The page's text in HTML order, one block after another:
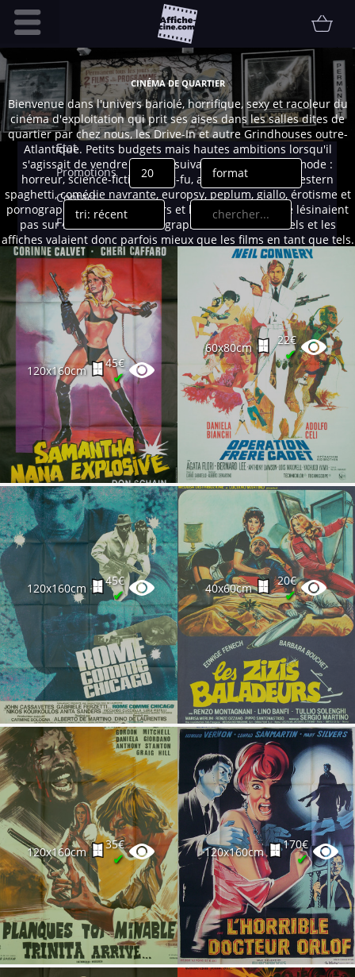
Accueil
Infos pratiques
Affiche
Etat
Promotions
Contact
FAQ
Communauté
Collectionneur
Vendu
Thématiques
Partenaires
Vendre
CINÉMA DE QUARTIER
Bienvenue dans l'univers bariolé, horrifique, sexy et racoleur du
cinéma d'exploitation qui prit ses aises dans les salles dites de
quartier par chez nous, les Drive-In et autre Grindhouses outre-
Atlantique. Petits budgets mais hautes ambitions lorsqu'il
s'agissait de vendre du rêve suivant les genres à la mode :
horreur, science-fiction, kung-fu, aventure, guerre, western
spaghetti, comédie navrante, europsy, peplum, giallo, érotisme et
pornographie. Les producteurs et les distributeurs ne lésinaient
pas sur les couleurs ou les graphismes sensationnels et les
affiches valaient donc parfois mieux que les films en tant que tels.
Un monde en soi, salingue et populaire, qui s'éteignit avec le
triomphe de la VHS puis des multiplexes à partir des années 80....
120x160cm
45€
✔
60x80cm
22€
✔
120x160cm
45€
✔ 40x60cm
20€
✔
120x160cm
35€
✔ 120x160cm
170€
✔